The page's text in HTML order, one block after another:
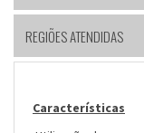
REGIÕES ATENDIDAS
Características